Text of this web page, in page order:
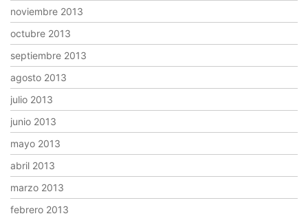
noviembre 2013
octubre 2013
septiembre 2013
agosto 2013
julio 2013
junio 2013
mayo 2013
abril 2013
marzo 2013
febrero 2013